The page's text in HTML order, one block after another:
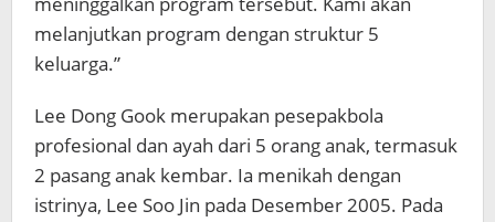
melanjutkan program dengan struktur 5
keluarga.”
Lee Dong Gook merupakan pesepakbola
profesional dan ayah dari 5 orang anak, termasuk
2 pasang anak kembar. Ia menikah dengan
istrinya, Lee Soo Jin pada Desember 2005. Pada